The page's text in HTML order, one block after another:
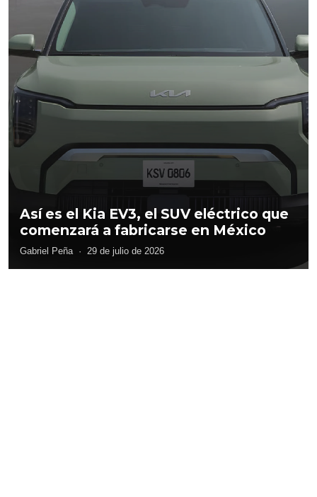
Así es el Kia EV3, el SUV eléctrico que
comenzará a fabricarse en México
Gabriel Peña · 29 de julio de 2026